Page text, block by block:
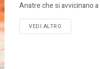
Anatre che si avvicinano
VEDI ALTRO